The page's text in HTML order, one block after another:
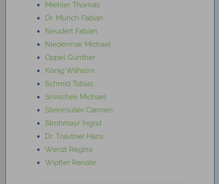
Miehler Thomas
Dr. Münch Fabian
Neudert Fabian
Niedermair Michael
Oppel Günther
König Wilhelm
Schmid Tobias
Smischek Michael
Steinmüller Carmen
Strohmayr Ingrid
Dr. Trautner Hans
Wenzl Regina
Wipfler Renate